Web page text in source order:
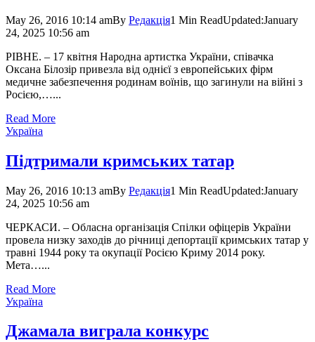
May 26, 2016 10:14 amBy Редакція1 Min ReadUpdated:January
24, 2025 10:56 am
РІВНЕ. – 17 квітня Народна артистка України, співачка
Оксана Білозір привезла від однієї з европейських фірм
медичне забезпечення родинам воїнів, що загинули на війні з
Росією,…...
Read More
Україна
Підтримали кримських татар
May 26, 2016 10:13 amBy Редакція1 Min ReadUpdated:January
24, 2025 10:56 am
ЧЕРКАСИ. – Обласна організація Спілки офіцерів України
провела низку заходів до річниці депортації кримських татар у
травні 1944 року та окупації Росією Криму 2014 року.
Мета…...
Read More
Україна
Джамала виграла конкурс